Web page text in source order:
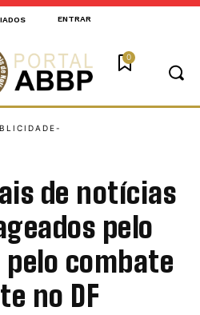
ENTRAR
0
de notícias
pelo
pelo combate
no DF